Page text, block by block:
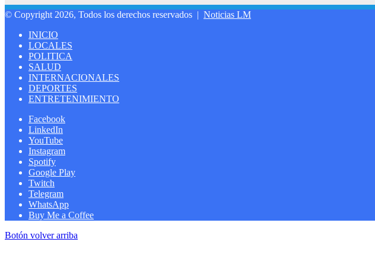
© Copyright 2026, Todos los derechos reservados | Noticias LM
INICIO
LOCALES
POLITICA
SALUD
INTERNACIONALES
DEPORTES
ENTRETENIMIENTO
Facebook
LinkedIn
YouTube
Instagram
Spotify
Google Play
Twitch
Telegram
WhatsApp
Buy Me a Coffee
Botón volver arriba